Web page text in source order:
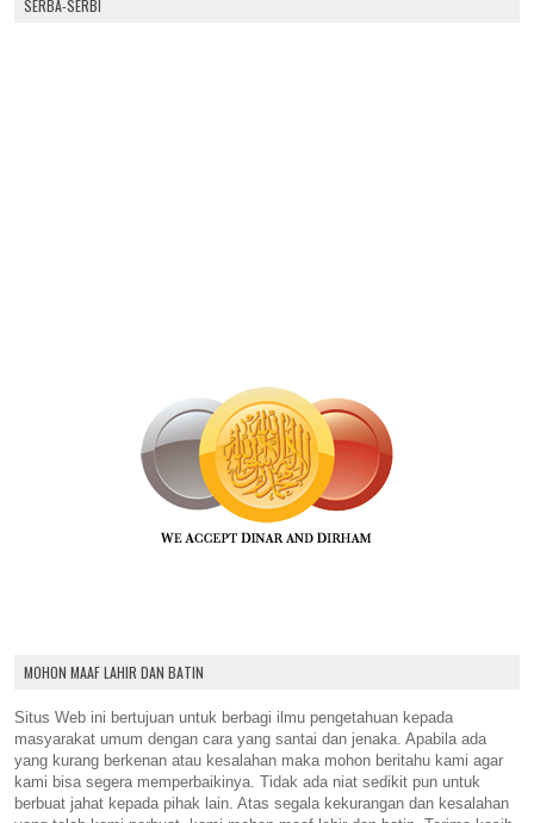
SERBA-SERBI
MOHON MAAF LAHIR DAN BATIN
Situs Web ini bertujuan untuk berbagi ilmu pengetahuan kepada
masyarakat umum dengan cara yang santai dan jenaka. Apabila ada
yang kurang berkenan atau kesalahan maka mohon beritahu kami agar
kami bisa segera memperbaikinya. Tidak ada niat sedikit pun untuk
berbuat jahat kepada pihak lain. Atas segala kekurangan dan kesalahan